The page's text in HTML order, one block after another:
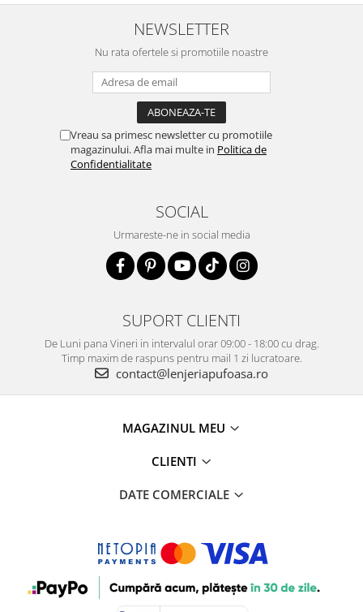
NEWSLETTER
Nu rata ofertele si promotiile noastre
Vreau sa primesc newsletter cu promotiile
magazinului. Afla mai multe in Politica de
Confidentialitate
SOCIAL
Urmareste-ne in social media
SUPORT CLIENTI
De Luni pana Vineri in intervalul orar 09:00 - 18:00 cu drag.
Timp maxim de raspuns pentru mail 1 zi lucratoare.
contact@lenjeriapufoasa.ro
MAGAZINUL MEU
CLIENTI
DATE COMERCIALE